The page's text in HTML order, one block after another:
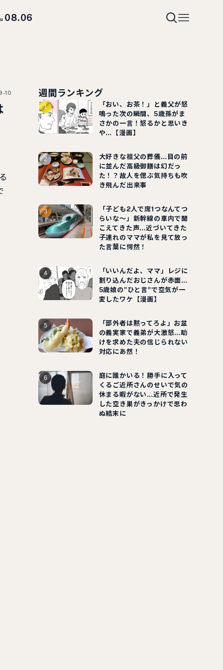
08.06
10 週間ランキング
「おい、お茶！」と義父が怒
鳴った次の瞬間、5歳孫がま
さかの一言！怒るかと思いき
や…【漫画】
大好きな祖父の葬儀…目の前
に並んだ高級御膳は幻だっ
た！？故人を偲ぶ気持ちも吹
き飛んだ出来事
「子ども2人で席1つなんてつ
らいな～」新幹線の車内で聞
こえてきた声…近づいてきた
子連れのママが私を見て放っ
た言葉に愕然！
「いいんだよ、ママ」レジに
割り込んだおじさんが赤面…
5歳娘の"ひと言"で空気が一
変したワケ【漫画】
「部外者は黙ってろよ」お盆
の義実家で義弟が大激怒…助
けを求めた夫の信じられない
対応にあ然！
庭に誰かいる！勝手に入って
くるご近所さんのせいで気の
休まる暇がない…近所で発生
した空き巣がきっかけで思わ
ぬ結末に